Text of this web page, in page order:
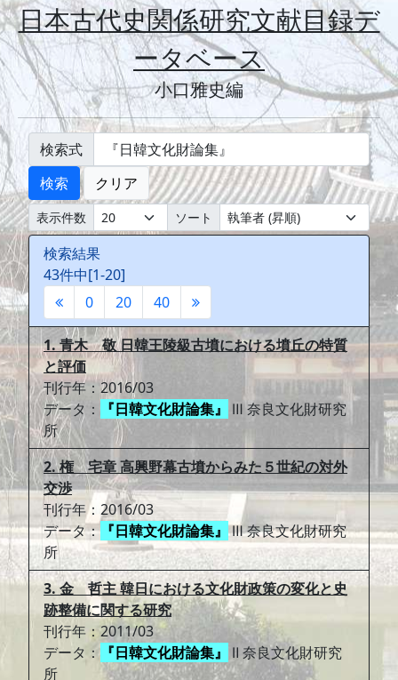
日本古代史関係研究文献目録デ
ータベース
小口雅史編
検索式
検索
クリア
表示件数 ソート
検索結果
43件中[1-20]
0
20 40
1. 青木 敬 日韓王陵級古墳における墳丘の特質
と評価
刊行年：2016/03
データ：
『日韓文化財論集』
Ⅲ 奈良文化財研究
所
2. 権 宅章 高興野幕古墳からみた５世紀の対外
交渉
刊行年：2016/03
データ： 『日韓文化財論集』 Ⅲ 奈良文化財研究
所
3. 金 哲主 韓日における文化財政策の変化と史
跡整備に関する研究
刊行年：2011/03
データ： 『日韓文化財論集』
Ⅱ 奈良文化財研究
所